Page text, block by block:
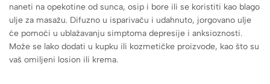
naneti na opekotine od sunca, osip i bore ili se koristiti kao blago
ulje za masažu. Difuzno u isparivaču i udahnuto, jorgovano ulje
će pomoći u ublažavanju simptoma depresije i anksioznosti.
Može se lako dodati u kupku ili kozmetičke proizvode, kao što su
vaš omiljeni losion ili krema.